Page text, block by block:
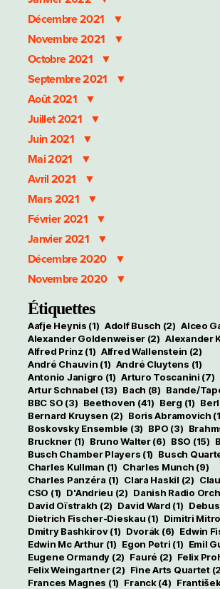
Décembre 2021
Novembre 2021
Octobre 2021
Septembre 2021
Août 2021
Juillet 2021
Juin 2021
Mai 2021
Avril 2021
Mars 2021
Février 2021
Janvier 2021
Décembre 2020
Novembre 2020
Étiquettes
Aafje Heynis (1) Adolf Busch (2) Alceo
Alexander Goldenweiser (2) Alexander
Alfred Prinz (1) Alfred Wallenstein (2)
André Chauvin (1) André Cluytens (1)
Antonio Janigro (1) Arturo Toscanini (7)
Artur Schnabel (13) Bach (8) Bande/
BBC SO (3) Beethoven (41) Berg (1)
Bernard Kruysen (2) Boris Abramovich
Boskovsky Ensemble (3) BPO (3)
Bruckner(1) Bruno Walter(6) BSO (15)
Busch Chamber Players (1) Busch
Charles Kullman (1) Charles Munch (9)
Charles Panzéra (1) Clara Haskil (2)
CSO (1) D'Andrieu (2) Danish Radio
David Oïstrakh (2) David Ward (1)
Dietrich Fischer-Dieskau (1) Dimitri
Dmitry Bashkirov(1) Dvorák (6) Edwin
Edwin Mc Arthur(1) Egon Petri (1) Emil
Eugene Ormandy (2) Fauré (2) Felix
Felix Weingartner(2) Fine Arts Quartet
Frances Magnes (1) Franck(4)